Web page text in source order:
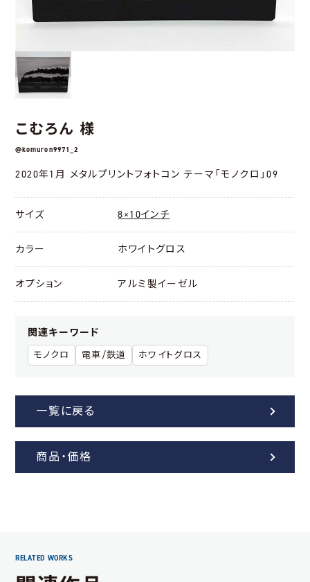
こむろん 様
@komuron9971_2
2020年1月 メタルプリントフォトコン テーマ「モノクロ」09
サイズ 8×10インチ
カラー ホワイトグロス
オプション アルミ製イーゼル
関連キーワード
モノクロ 電車/鉄道 ホワイトグロス
一覧に戻る
商品・価格